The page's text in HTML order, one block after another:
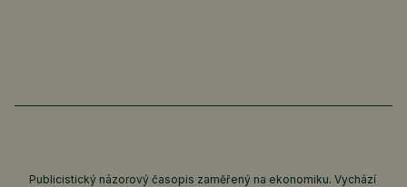
Publicistický názorový časopis zaměřený na ekonomiku. Vychází